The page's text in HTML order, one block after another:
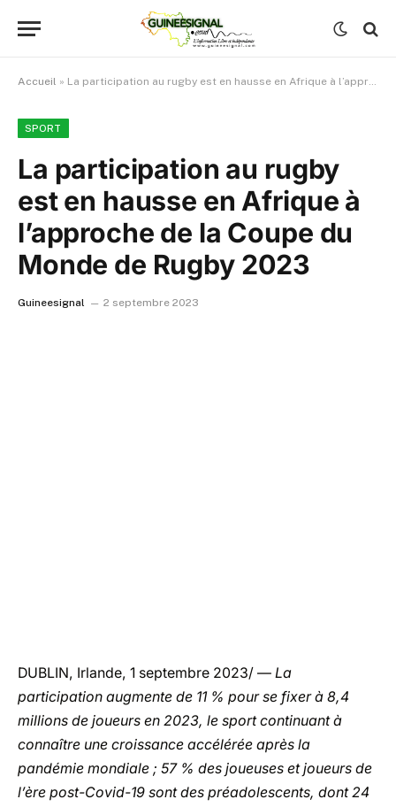
Accueil » La participation au rugby est en hausse en Afrique à l’approche de la Coupe du Monde de Rugby 2023
SPORT
La participation au rugby
est en hausse en Afrique à
l’approche de la Coupe du
Monde de Rugby 2023
Guineesignal 2 septembre 2023
DUBLIN, Irlande, 1 septembre 2023/ — La
participation augmente de 11 % pour se fixer à 8,4
millions de joueurs en 2023, le sport continuant à
connaître une croissance accélérée après la
pandémie mondiale ; 57 % des joueuses et joueurs de
l’ère post-Covid-19 sont des préadolescents, dont 24